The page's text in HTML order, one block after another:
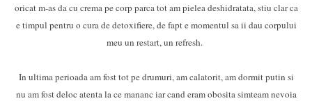
oricat m-as da cu crema pe corp parca tot am pielea deshidratata, stiu clar ca
e timpul pentru o cura de detoxifiere, de fapt e momentul sa ii dau corpului
meu un restart, un refresh.
In ultima perioada am fost tot pe drumuri, am calatorit, am dormit putin si
nu am fost deloc atenta la ce mananc iar cand eram obosita simteam nevoia